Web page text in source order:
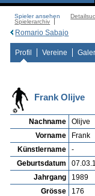
Spieler ansehen
Spielerarchiv
Romario Sabajo
Profil Vereine
Frank Olijve
Nachname
Olijve
Vorname
Frank
Künstlername
-
Geburtsdatum
Jahrgang
1989
Grösse
176